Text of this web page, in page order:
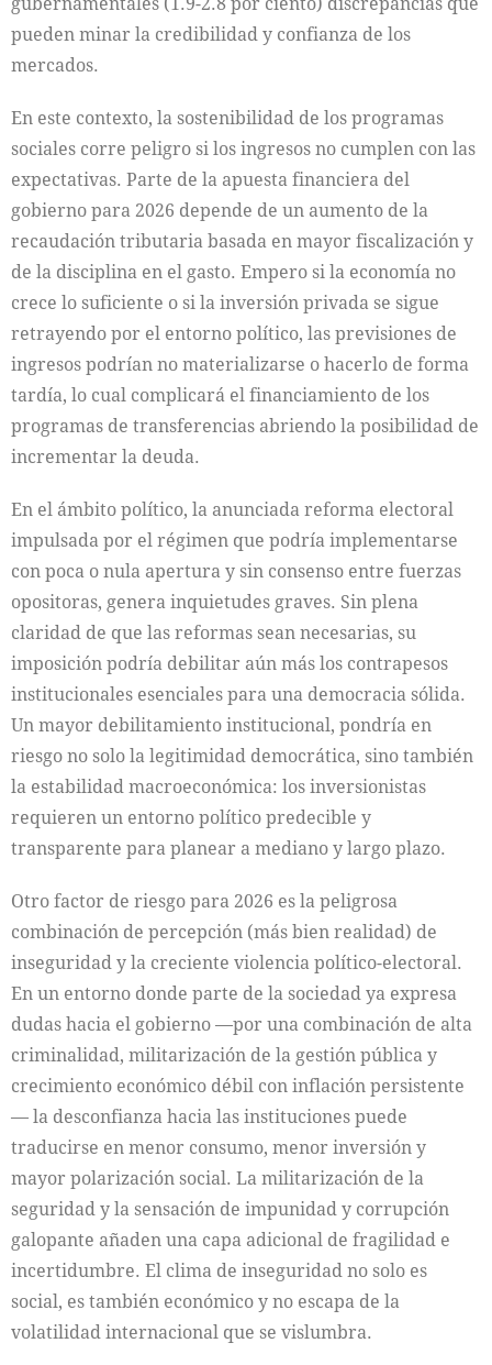
pueden minar la credibilidad y confianza de los
mercados.
En este contexto, la sostenibilidad de los programas
sociales corre peligro si los ingresos no cumplen con las
expectativas. Parte de la apuesta financiera del
gobierno para 2026 depende de un aumento de la
recaudación tributaria basada en mayor fiscalización y
de la disciplina en el gasto. Empero si la economía no
crece lo suficiente o si la inversión privada se sigue
retrayendo por el entorno político, las previsiones de
ingresos podrían no materializarse o hacerlo de forma
tardía, lo cual complicará el financiamiento de los
programas de transferencias abriendo la posibilidad de
incrementar la deuda.
En el ámbito político, la anunciada reforma electoral
impulsada por el régimen que podría implementarse
con poca o nula apertura y sin consenso entre fuerzas
opositoras, genera inquietudes graves. Sin plena
claridad de que las reformas sean necesarias, su
imposición podría debilitar aún más los contrapesos
institucionales esenciales para una democracia sólida.
Un mayor debilitamiento institucional, pondría en
riesgo no solo la legitimidad democrática, sino también
la estabilidad macroeconómica: los inversionistas
requieren un entorno político predecible y
transparente para planear a mediano y largo plazo.
Otro factor de riesgo para 2026 es la peligrosa
combinación de percepción (más bien realidad) de
inseguridad y la creciente violencia político-electoral.
En un entorno donde parte de la sociedad ya expresa
dudas hacia el gobierno —por una combinación de alta
criminalidad, militarización de la gestión pública y
crecimiento económico débil con inflación persistente
— la desconfianza hacia las instituciones puede
traducirse en menor consumo, menor inversión y
mayor polarización social. La militarización de la
seguridad y la sensación de impunidad y corrupción
galopante añaden una capa adicional de fragilidad e
incertidumbre. El clima de inseguridad no solo es
social, es también económico y no escapa de la
volatilidad internacional que se vislumbra.